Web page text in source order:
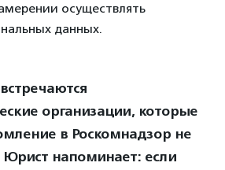
осуществлять
данных.
организации, которые
в Роскомнадзор не
Юрист напоминает: если